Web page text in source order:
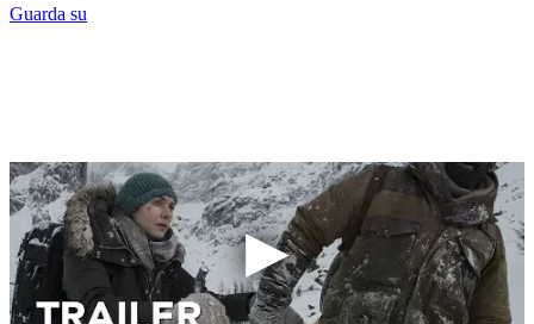
Guarda su